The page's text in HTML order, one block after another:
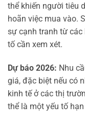
thể khiến người tiêu
hoãn việc mua vào.
sự cạnh tranh từ các
tố cần xem xét.
Dự báo 2026: Nhu
giá, đặc biệt nếu có
kinh tế ở các thị
thể là một yếu tố hạn